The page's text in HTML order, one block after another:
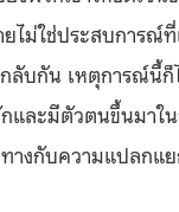
ไม่ใช่ประสบการณ์
ลับกัน เหตุการณ์นี้ก็
และมีตัวตนขึ้นมาใน
างกับความแปลกแ